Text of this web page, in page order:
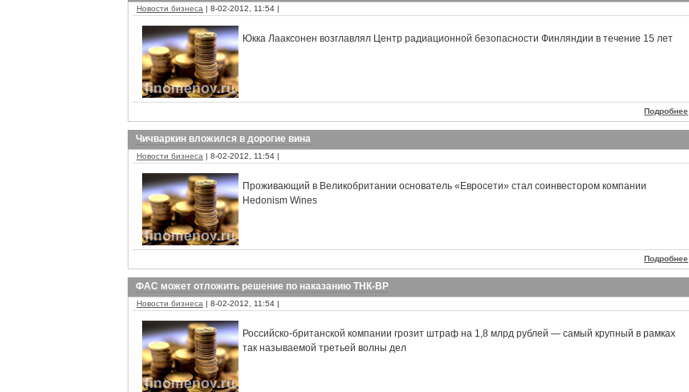
Новости бизнеса | 8-02-2012, 11:54 |
Юкка Лааксонен возглавлял Центр радиационной безопасности Финляндии в течение 15 лет
Подробнее
Чичваркин вложился в дорогие вина
Новости бизнеса | 8-02-2012, 11:54 |
Проживающий в Великобритании основатель «Евросети» стал соинвестором компании
Hedonism Wines
Подробнее
ФАС может отложить решение по наказанию ТНК-ВР
Новости бизнеса | 8-02-2012, 11:54 |
Российско-британской компании грозит штраф на 1,8 млрд рублей — самый крупный в рамках
так называемой третьей волны дел